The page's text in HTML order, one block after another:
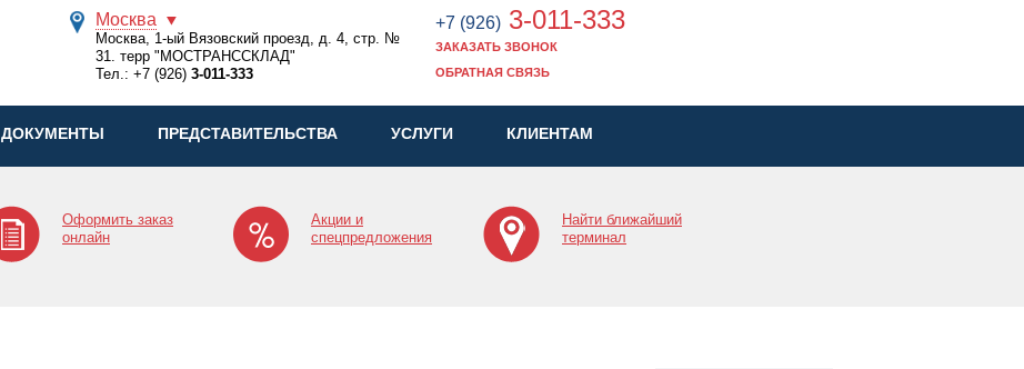
Москва
Москва, 1-ый Вязовский проезд, д. 4, стр. №
31. терр "МОСТРАНССКЛАД"
Тел.:+7 (926) 3-011-333
+7 (926)3-011-333
ЗАКАЗАТЬ ЗВОНОК
ОБРАТНАЯ СВЯЗЬ
ДОКУМЕНТЫ ПРЕДСТАВИТЕЛЬСТВА УСЛУГИ КЛИЕНТАМ
Оформить заказ
онлайн
Акции и
спецпредложения
Найти ближайший
терминал